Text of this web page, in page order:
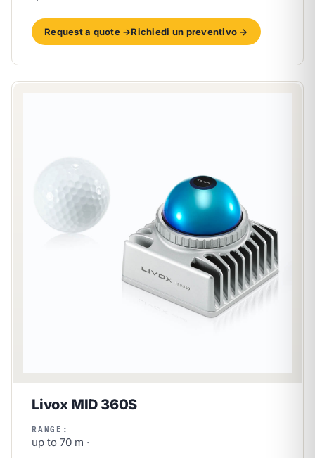
Request a quote →Richiedi un preventivo →
Livox MID 360S
RANGE:
up to 70 m ·